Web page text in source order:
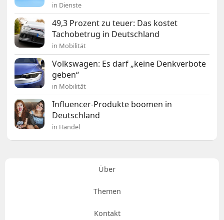
in Dienste
49,3 Prozent zu teuer: Das kostet
Tachobetrug in Deutschland
in Mobilität
Volkswagen: Es darf „keine Denkverbote
geben“
in Mobilität
Influencer-Produkte boomen in
Deutschland
in Handel
Über
Themen
Kontakt